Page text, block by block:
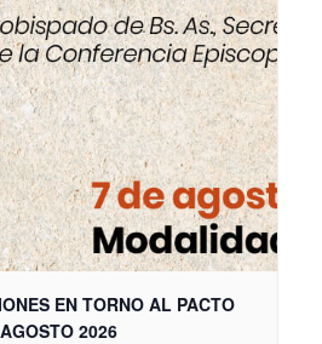
EN TORNO AL PACTO
2026